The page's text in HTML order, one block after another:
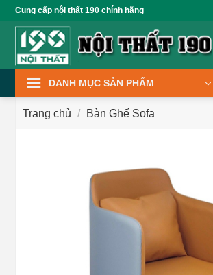
qua
dung
Cung cấp nội thất 190 chính hãng
DANH MỤC SẢN PHẨM
Trang chủ / Bàn Ghế Sofa